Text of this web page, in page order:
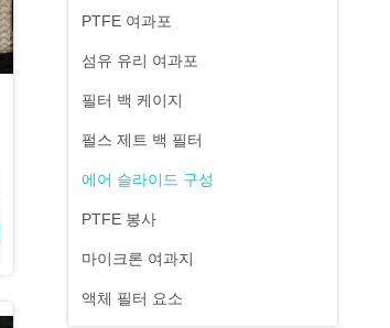
PTFE 여과포
섬유 유리 여과포
필터 백 케이지
펄스 제트 백 필터
에어 슬라이드 구성
PTFE 봉사
마이크론 여과지
액체 필터 요소